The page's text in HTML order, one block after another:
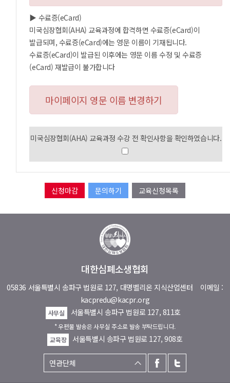
▶ 수료증(eCard)
미국심장협회(AHA) 교육과정에 합격하면 수료증(eCard)이
발급되며, 수료증(eCard)에는 영문 이름이 기재됩니다.
수료증(eCard)이 발급된 이후에는 영문 이름 수정 및 수료증
(eCard) 재발급이 불가합니다
마이페이지 영문 이름 변경하기
미국심장협회(AHA) 교육과정 수강 전 확인사항을 확인하였습니다.
문의하기 교육신청목록
대한심폐소생협회
05836 서울특별시 송파구 법원로 127, 대명벨리온 지식산업센터 이메일 :
kacpredu@kacpr.org
사무실 서울특별시 송파구 법원로 127, 811호
* 우편물 발송은 사무실 주소로 발송 부탁드립니다.
교육장
서울특별시 송파구 법원로 127, 908호